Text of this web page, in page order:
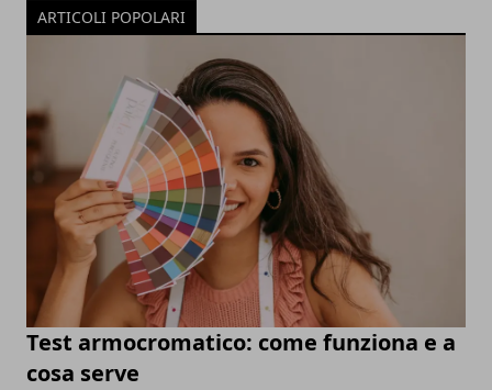
ARTICOLI POPOLARI
Test armocromatico: come funziona e a
cosa serve